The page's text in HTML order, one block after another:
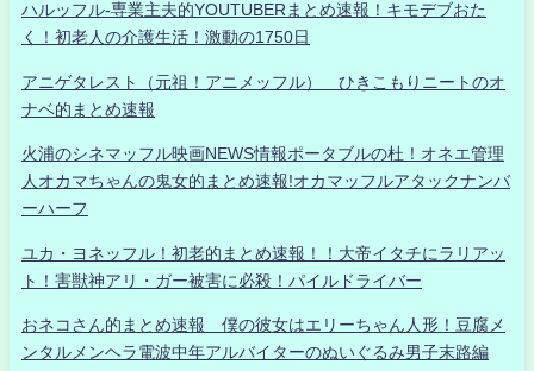
ハルッフル-専業主夫的YOUTUBERまとめ速報！キモデブおた
く！初老人の介護生活！激動の1750日
アニゲタレスト（元祖！アニメッフル） ひきこもりニートのオ
ナベ的まとめ速報
火浦のシネマッフル映画NEWS情報ポータブルの杜！オネエ管理
人オカマちゃんの鬼女的まとめ速報!オカマッフルアタックナンバ
ーハーフ
ユカ・ヨネッフル！初老的まとめ速報！！大帝イタチにラリアッ
ト！害獣神アリ・ガー被害に必殺！パイルドライバー
おネコさん的まとめ速報 僕の彼女はエリーちゃん人形！豆腐メ
ンタルメンヘラ電波中年アルバイターのぬいぐるみ男子末路編